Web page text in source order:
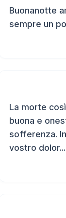
Buonanotte
sempre un
La morte
buona e
sofferenza.
vostro dolor...